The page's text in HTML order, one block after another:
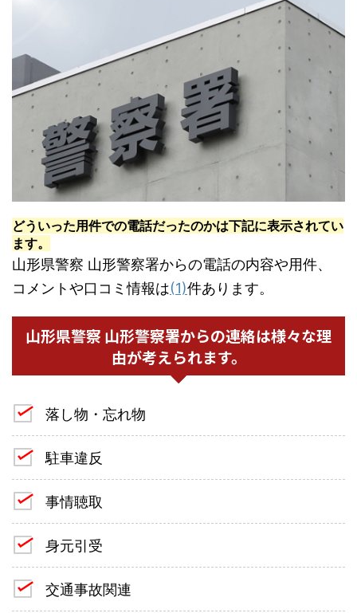
どういった用件での電話だったのかは下記に表示されてい
ます。
山形県警察 山形警察署からの電話の内容や用件、
コメントや口コミ情報は(1)件あります。
山形県警察 山形警察署からの連絡は様々な理
由が考えられます。
落し物・忘れ物
駐車違反
事情聴取
身元引受
交通事故関連